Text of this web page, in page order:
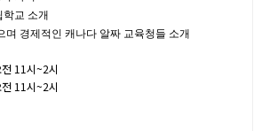
교 소개
며 경제적인 캐나다 알짜 교육청들 소개
11시~2시
11시~2시